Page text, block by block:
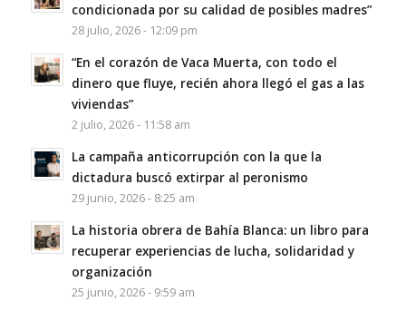
condicionada por su calidad de posibles madres”
28 julio, 2026 - 12:09 pm
“En el corazón de Vaca Muerta, con todo el
dinero que fluye, recién ahora llegó el gas a las
viviendas”
2 julio, 2026 - 11:58 am
La campaña anticorrupción con la que la
dictadura buscó extirpar al peronismo
29 junio, 2026 - 8:25 am
La historia obrera de Bahía Blanca: un libro para
recuperar experiencias de lucha, solidaridad y
organización
25 junio, 2026 - 9:59 am